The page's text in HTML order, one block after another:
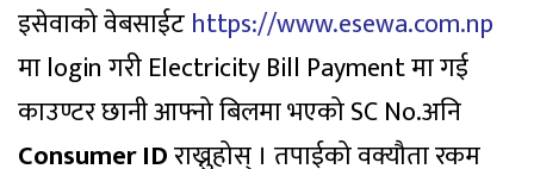
इसेवाको वेबसाईटhttps://www.esewa.com.np
मा login गरी Electricity Bill Payment मा गई
काउण्टर छानी आफ्नो बिलमा भएको SC No.अनि
Consumer IDराख्नुहोस् । तपाईको वक्यौता रकम